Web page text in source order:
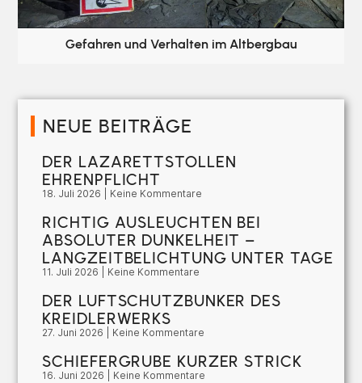
Gefahren und Verhalten im Altbergbau
NEUE BEITRÄGE
DER LAZARETTSTOLLEN
EHRENPFLICHT
18. Juli 2026 Keine Kommentare
RICHTIG AUSLEUCHTEN BEI
ABSOLUTER DUNKELHEIT –
LANGZEITBELICHTUNG UNTER TAGE
11. Juli 2026 Keine Kommentare
DER LUFTSCHUTZBUNKER DES
KREIDLERWERKS
27. Juni 2026 Keine Kommentare
SCHIEFERGRUBE KURZER STRICK
16. Juni 2026 Keine Kommentare